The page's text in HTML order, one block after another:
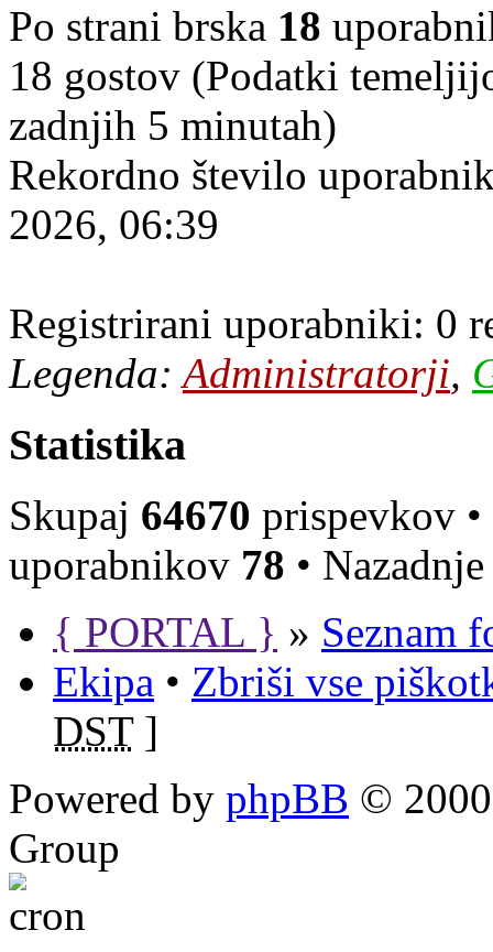
Po strani brska 18
18 gostov (Podatki
zadnjih 5 minutah)
Rekordno število
2026, 06:39
Registrirani uporabniki: 0
Legenda:Administratorji,
Statistika
Skupaj 64670 prispevkov
uporabnikov 78 •
{ PORTAL } » Seznam
Ekipa • Zbriši vse
DST]
Powered by phpBB ©
Group